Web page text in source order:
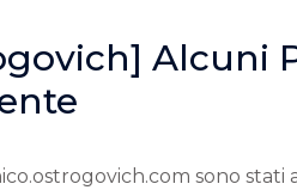
Alcuni
sono